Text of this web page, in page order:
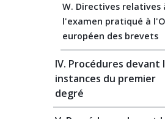
W. Directives relatives
l'examen pratiqué à
européen des brevets
IV. Procédures devant
instances du premier
degré